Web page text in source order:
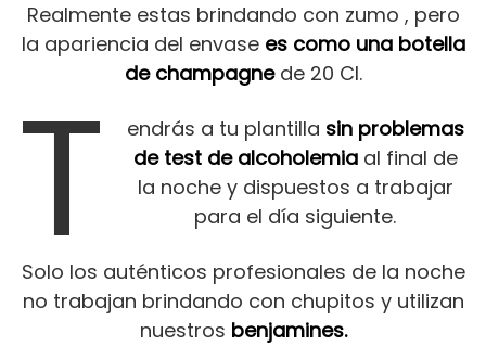
Realmente estas brindando con zumo , pero
la apariencia del envase es como una botella
de champagnede 20 Cl.
T endrás a tu plantilla sin problemas
de test de alcoholemia al final de
la noche y dispuestos a trabajar
para el día siguiente.
Solo los auténticos profesionales de la noche
no trabajan brindando con chupitos y utilizan
nuestros benjamines.